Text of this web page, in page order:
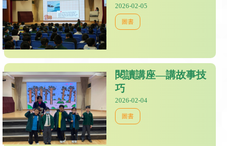
2026-02-05
圖書
閱讀講座—講故事技
巧
2026-02-04
圖書